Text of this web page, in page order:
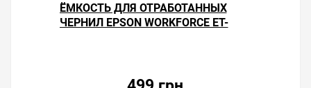
Решили купить программатор памперса Epson
WorkForce ET-3750 — оформите заказ или напишите
ЁМКОСТЬ ДЛЯ ОТРАБОТАННЫХ
ЧЕРНИЛ EPSON WORKFORCE ET-